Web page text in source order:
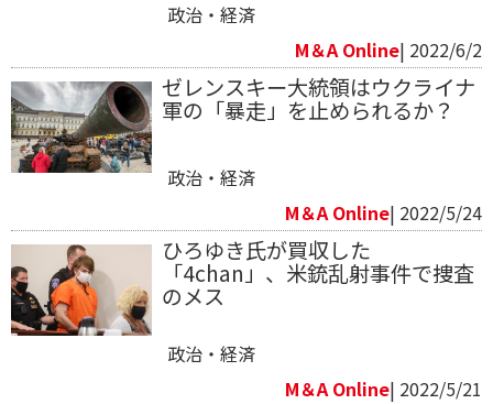
政治・経済
M＆A Online| 2022/6/2
ゼレンスキー大統領はウクライナ
軍の「暴走」を止められるか？
政治・経済
M＆A Online| 2022/5/24
ひろゆき氏が買収した
「4chan」、米銃乱射事件で捜査
のメス
政治・経済
M＆A Online| 2022/5/21